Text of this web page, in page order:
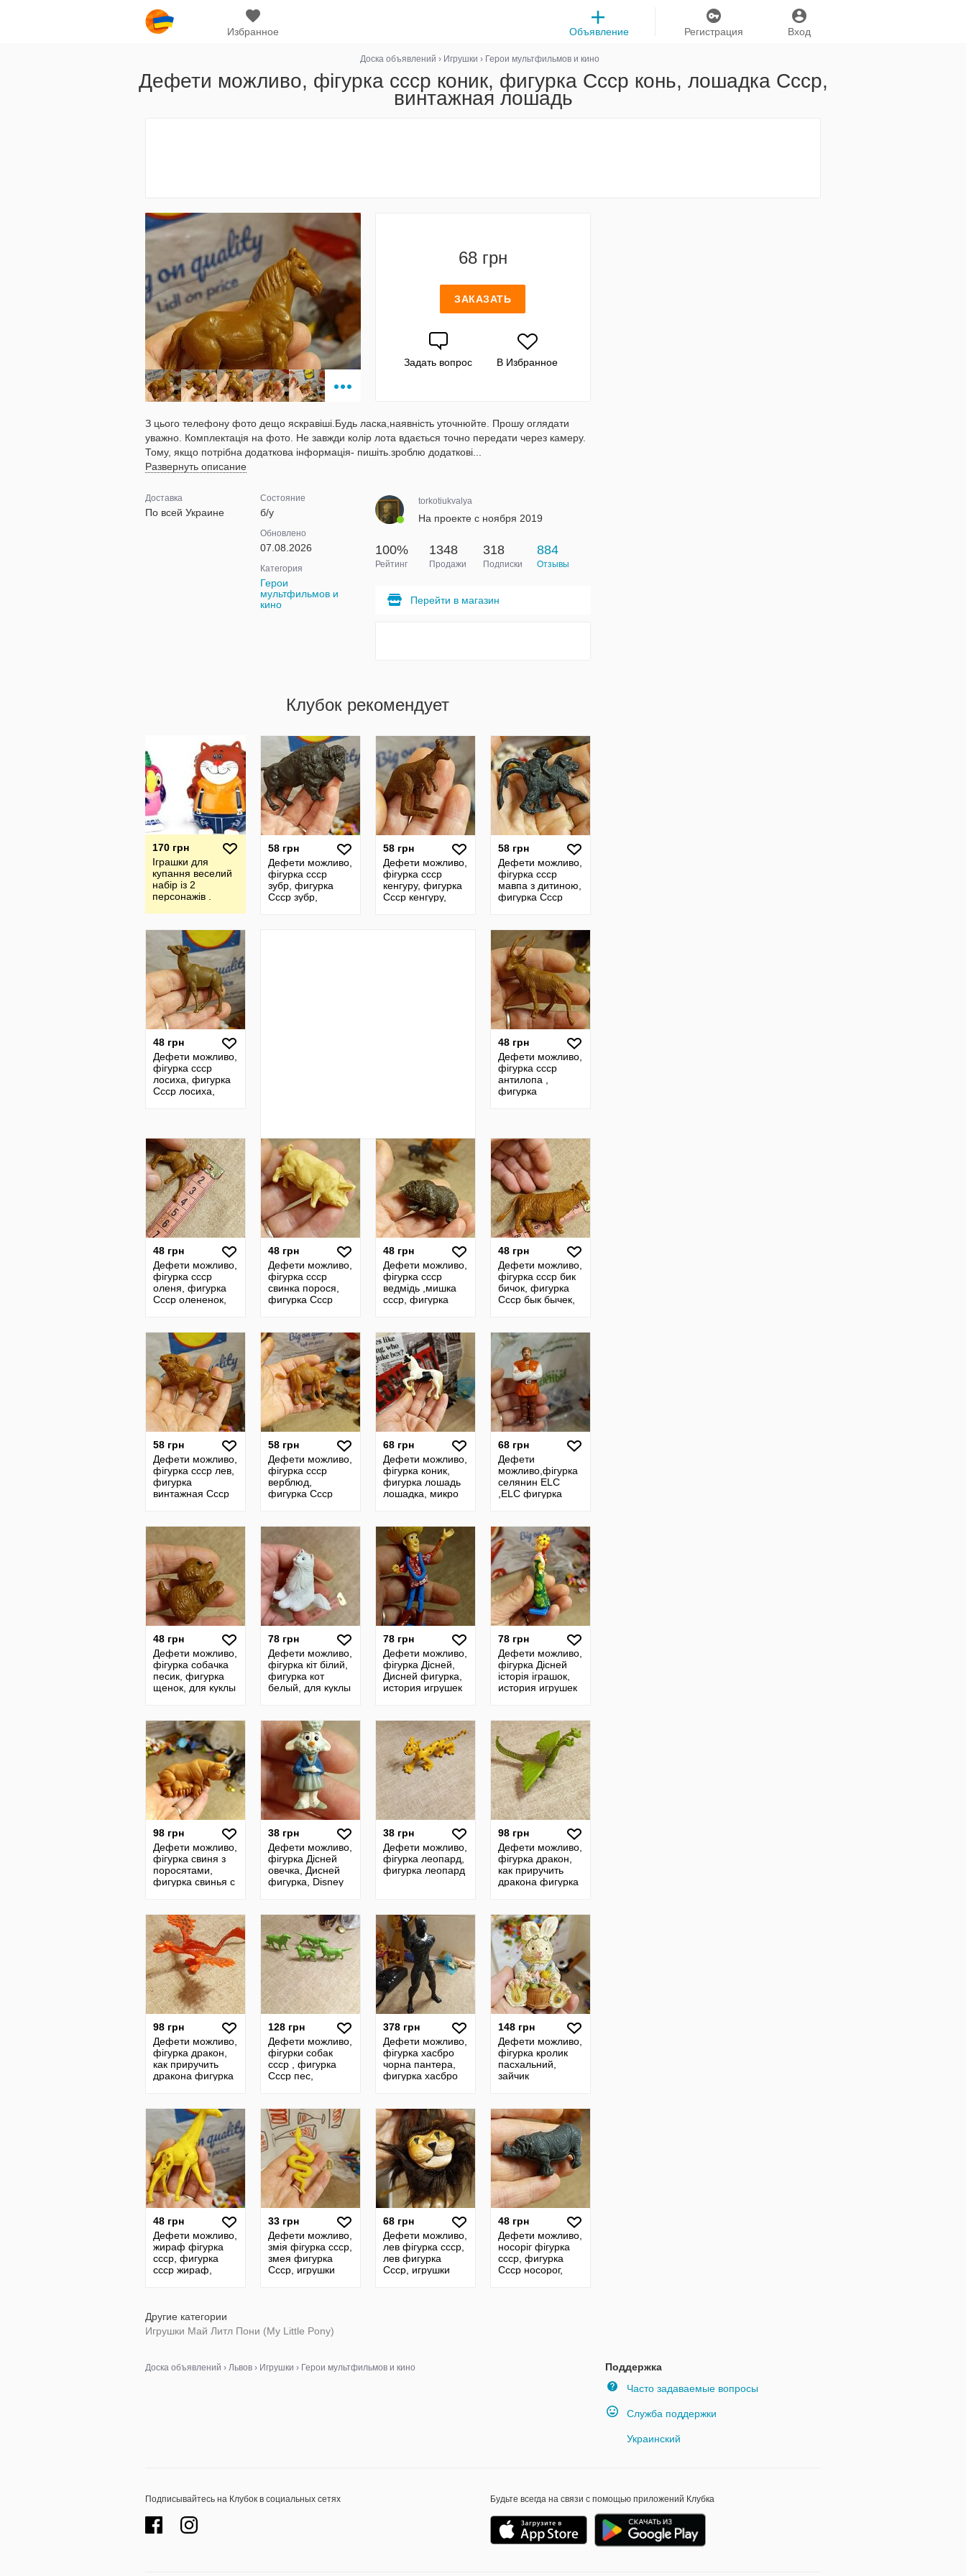
Избранное Вход
Регистрация
Объявление
Доска объявлений › Игрушки › Герои мультфильмов и кино
Дефети можливо, фігурка ссср коник, фигурка Ссср конь, лошадка Ссср,
винтажная лошадь
68 грн
ЗАКАЗАТЬ
Задать вопрос В Избранное
З цього телефону фото дещо яскравіші.Будь ласка,наявність уточнюйте. Прошу оглядати
уважно. Комплектація на фото. Не завжди колір лота вдається точно передати через камеру.
Тому, якщо потрібна додаткова інформація- пишіть.зроблю додаткові...
Развернуть описание
Доставка
По всей Украине
Состояние
б/у
Обновлено
07.08.2026
Категория
Герои
мультфильмов и
кино
torkotiukvalya
На проекте с ноября 2019
100%
Рейтинг
1348
Продажи
318
Подписки
884
Отзывы
Перейти в магазин
Клубок рекомендует
170 грн
Іграшки для
купання веселий
набір із 2
персонажів .
58 грн
Дефети можливо,
фігурка ссср
зубр, фигурка
Ссср зубр,
58 грн
Дефети можливо,
фігурка ссср
кенгуру, фигурка
Ссср кенгуру,
58 грн
Дефети можливо,
фігурка ссср
мавпа з дитиною,
фигурка Ссср
мартышка
винтажная
48 грн
Дефети можливо,
фігурка ссср
лосиха, фигурка
Ссср лосиха,
48 грн
Дефети можливо,
фігурка ссср
антилопа ,
фигурка
48 грн
Дефети можливо,
фігурка ссср
оленя, фигурка
Ссср олененок,
48 грн
Дефети можливо,
фігурка ссср
свинка порося,
фигурка Ссср
фигурка
винтажная,
свинка
48 грн
Дефети можливо,
фігурка ссср
ведмідь ,мишка
ссср, фигурка
винтажный
48 грн
Дефети можливо,
фігурка ссср бик
бичок, фигурка
Ссср бык бычек,
58 грн
Дефети можливо,
фігурка ссср лев,
фигурка
винтажная Ссср
фигурка
винтажная,
58 грн
Дефети можливо,
фігурка ссср
верблюд,
фигурка Ссср
винтажный
68 грн
Дефети можливо,
фігурка коник,
фигурка лошадь
лошадка, микро
68 грн
Дефети
можливо,фігурка
селянин ELC
,ELC фигурка
48 грн
Дефети можливо,
фігурка собачка
песик, фигурка
щенок, для куклы
78 грн
Дефети можливо,
фігурка кіт білий,
фигурка кот
белый, для куклы
78 грн
Дефети можливо,
фігурка Дісней,
Дисней фигурка,
история игрушек
78 грн
Дефети можливо,
фігурка Дісней
історія іграшок,
история игрушек
98 грн
Дефети можливо,
фігурка свиня з
поросятами,
фигурка свинья с
винтажная,
поросенок
38 грн
Дефети можливо,
фігурка Дісней
овечка, Дисней
фигурка, Disney
38 грн
Дефети можливо,
фігурка леопард,
фигурка леопард
98 грн
Дефети можливо,
фігурка дракон,
как приручить
дракона фигурка
98 грн
Дефети можливо,
фігурка дракон,
как приручить
дракона фигурка
128 грн
Дефети можливо,
фігурки собак
ссср , фигурка
Ссср пес,
378 грн
Дефети можливо,
фігурка хасбро
чорна пантера,
фигурка хасбро
пантера
148 грн
Дефети можливо,
фігурка кролик
пасхальний,
зайчик
статуэтка, зайчик
48 грн
Дефети можливо,
жираф фігурка
ссср, фигурка
ссср жираф,
33 грн
Дефети можливо,
змія фігурка ссср,
змея фигурка
Ссср, игрушки
68 грн
Дефети можливо,
лев фігурка ссср,
лев фигурка
Ссср, игрушки
48 грн
Дефети можливо,
носоріг фігурка
ссср, фигурка
Ссср носорог,
Другие категории
Игрушки Май Литл Пони (My Little Pony)
Поддержка
Часто задаваемые вопросы
Служба поддержки
Украинский
Доска объявлений › Львов › Игрушки › Герои мультфильмов и кино
Подписывайтесь на Клубок в социальных сетях Будьте всегда на связи с помощью приложений Клубка